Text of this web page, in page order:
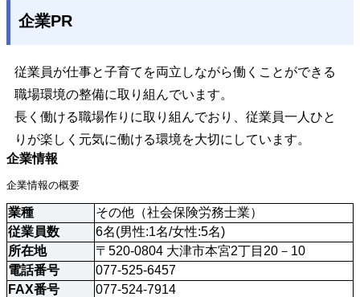
企業PR
従業員が仕事と子育てを両立しながら働くことができる
職場環境の整備に取り組んでいます。
長く働ける職場作りに取り組んでおり、従業員一人ひと
りが楽しく元気に働ける環境を大切にしています。
企業情報
企業情報の概要
業種
その他（社会保険労務士業）
従業員数
6名(男性:1名/女性:5名)
所在地
〒520-0804 大津市本宮2丁目20－10
電話番号
077-525-6457
FAX番号
077-524-7914